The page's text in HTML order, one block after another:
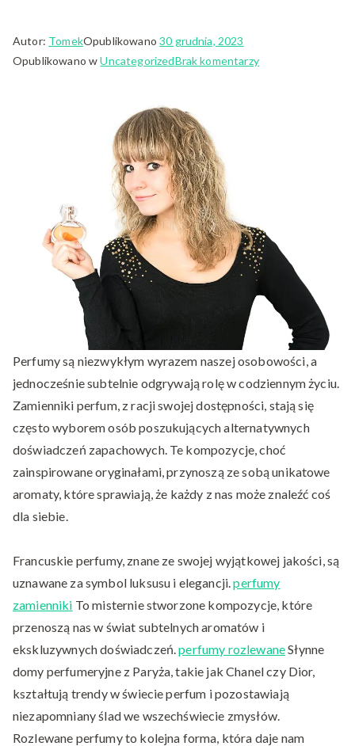
Autor: TomekOpublikowano30 grudnia, 2023
Opublikowano wUncategorizedBrak komentarzydo
Perfumy są niezwykłym wyrazem naszej osobowości, a
jednocześnie subtelnie odgrywają rolę w codziennym życiu.
Zamienniki perfum, z racji swojej dostępności, stają się
często wyborem osób poszukujących alternatywnych
doświadczeń zapachowych. Te kompozycje, choć
zainspirowane oryginałami, przynoszą ze sobą unikatowe
aromaty, które sprawiają, że każdy z nas może znaleźć coś
dla siebie.
Francuskie perfumy, znane ze swojej wyjątkowej jakości, są
uznawane za symbol luksusu i elegancji.perfumy
zamienniki To misternie stworzone kompozycje, które
przenoszą nas w świat subtelnych aromatów i
ekskluzywnych doświadczeń.perfumy rozlewaneSłynne
domy perfumeryjne z Paryża, takie jak Chanel czy Dior,
kształtują trendy w świecie perfum i pozostawiają
niezapomniany ślad we wszechświecie zmysłów.
Rozlewane perfumy to kolejna forma, która daje nam